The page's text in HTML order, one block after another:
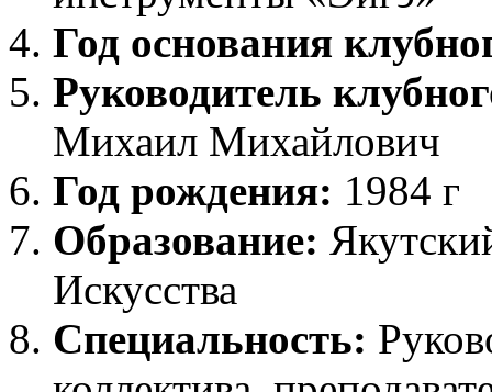
Год основания
Руководитель
Михаил Михайлович
Год рождения: 1984 г
Образование:
Искусства
Специальность: